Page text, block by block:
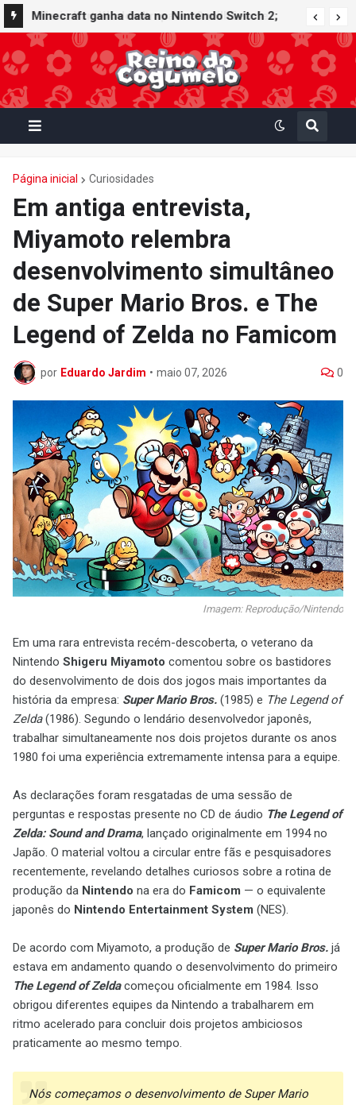
Minecraft ganha data no Nintendo Switch 2;
Super Mario Mash-Up receberá atualização
gráfica exclusiva
Página inicial Curiosidades
Em antiga entrevista,
Miyamoto relembra
desenvolvimento simultâneo
de Super Mario Bros. e The
Legend of Zelda no Famicom
por Eduardo Jardim • maio 07, 2026 0
Imagem: Reprodução/Nintendo
Em uma rara entrevista recém-descoberta, o veterano da
Nintendo Shigeru Miyamoto comentou sobre os bastidores
do desenvolvimento de dois dos jogos mais importantes da
história da empresa: Super Mario Bros. (1985) e The Legend of
Zelda (1986). Segundo o lendário desenvolvedor japonês,
trabalhar simultaneamente nos dois projetos durante os anos
1980 foi uma experiência extremamente intensa para a equipe.
As declarações foram resgatadas de uma sessão de
perguntas e respostas presente no CD de áudio The Legend of
Zelda: Sound and Drama, lançado originalmente em 1994 no
Japão. O material voltou a circular entre fãs e pesquisadores
recentemente, revelando detalhes curiosos sobre a rotina de
produção da Nintendo na era do Famicom — o equivalente
japonês do Nintendo Entertainment System (NES).
De acordo com Miyamoto, a produção de Super Mario Bros. já
estava em andamento quando o desenvolvimento do primeiro
The Legend of Zeldacomeçou oficialmente em 1984. Isso
obrigou diferentes equipes da Nintendo a trabalharem em
ritmo acelerado para concluir dois projetos ambiciosos
praticamente ao mesmo tempo.
Nós começamos o desenvolvimento de Super Mario